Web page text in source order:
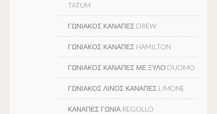
TATUM
ΓΩΝΙΑΚΟΣ ΚΑΝΑΠΕΣ DREW
ΓΩΝΙΑΚΟΣ ΚΑΝΑΠΕΣ HAMILTON
ΓΩΝΙΑΚΟΣ ΚΑΝΑΠΕΣ ΜΕ ΞΥΛΟ DUOMO
ΓΩΝΙΑΚΟΣ ΛΙΝΟΣ ΚΑΝΑΠΕΣ LIMONE
ΚΑΝΑΠΕΣ ΓΩΝΙΑ REGOLLO